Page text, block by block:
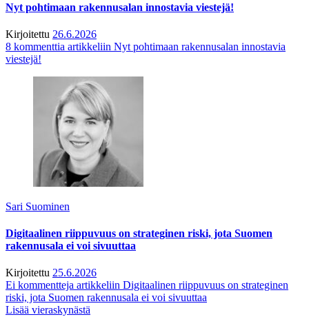
Nyt pohtimaan rakennusalan innostavia viestejä!
Kirjoitettu 26.6.2026
8 kommenttia artikkeliin Nyt pohtimaan rakennusalan innostavia
viestejä!
Sari Suominen
Digitaalinen riippuvuus on strateginen riski, jota Suomen
rakennusala ei voi sivuuttaa
Kirjoitettu 25.6.2026
Ei kommentteja artikkeliin Digitaalinen riippuvuus on strateginen
riski, jota Suomen rakennusala ei voi sivuuttaa
Lisää vieraskynästä